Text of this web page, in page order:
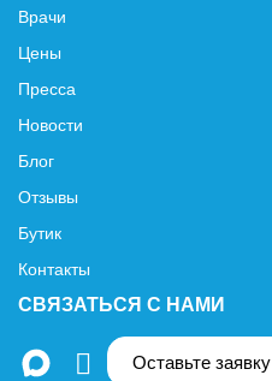
Врачи
Цены
Пресса
Новости
Блог
Отзывы
Бутик
Контакты
СВЯЗАТЬСЯ С НАМИ
Оставьте заявку